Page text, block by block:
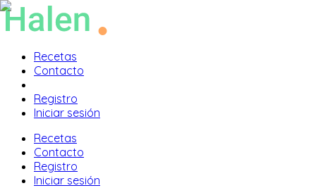
Recetas
Contacto
Registro
Iniciar sesión
Recetas
Contacto
Registro
Iniciar sesión